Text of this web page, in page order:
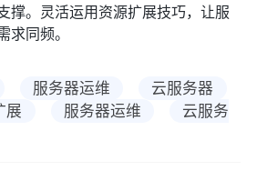
撑。灵活运用资源扩展技巧，让服
求同频。
服务器运维
云服务器
展 服务器运维
云服务